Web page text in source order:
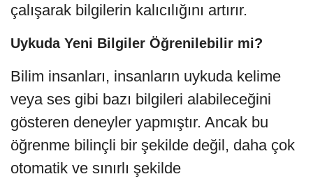
çalışarak bilgilerin kalıcılığını artırır.
Uykuda Yeni Bilgiler Öğrenilebilir mi?
Bilim insanları, insanların uykuda kelime
veya ses gibi bazı bilgileri alabileceğini
gösteren deneyler yapmıştır. Ancak bu
öğrenme bilinçli bir şekilde değil, daha çok
otomatik ve sınırlı şekilde